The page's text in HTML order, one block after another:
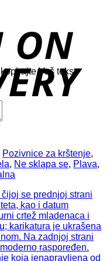
Vaš tekst
Pozivnice za krštenje,
, Ne sklapa se, Plava,